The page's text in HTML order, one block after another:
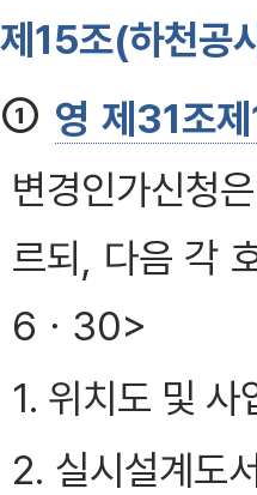
제15조(하천공
① 영 제31조
변경인가신청
르되, 다음 각
6ㆍ30>
1. 위치도 및
2. 실시설계도